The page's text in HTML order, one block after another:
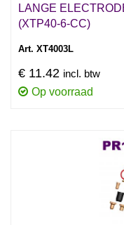
LANGE
(XTP40-6-CC)
Art. XT4003L
€ 11.42 incl. btw
Op voorraad